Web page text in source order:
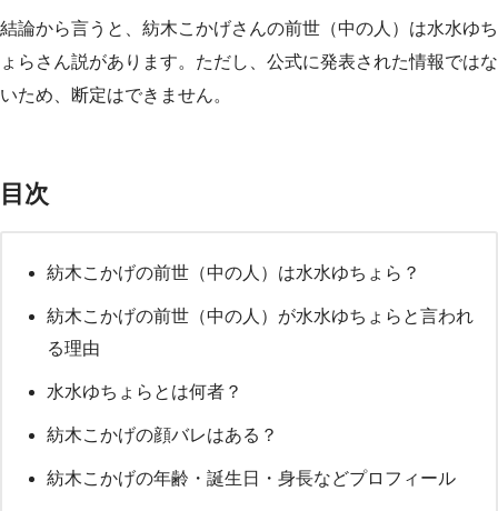
結論から言うと、紡木こかげさんの前世（中の人）は水水ゆち
ょらさん説があります。ただし、公式に発表された情報ではな
いため、断定はできません。
目次
紡木こかげの前世（中の人）は水水ゆちょら？
紡木こかげの前世（中の人）が水水ゆちょらと言われ
る理由
水水ゆちょらとは何者？
紡木こかげの顔バレはある？
紡木こかげの年齢・誕生日・身長などプロフィール